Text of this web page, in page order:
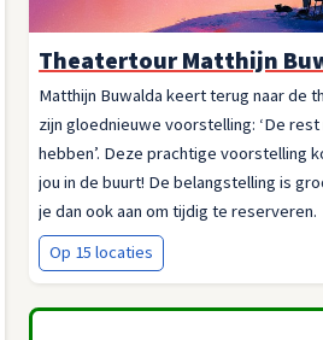
Theatertour Matthijn
Matthijn Buwalda keert terug naar de
zijn gloednieuwe voorstelling: ‘De rest
hebben’. Deze prachtige voorstelling
jou in de buurt! De belangstelling is
je dan ook aan om tijdig te reserveren.
Op 15 locaties